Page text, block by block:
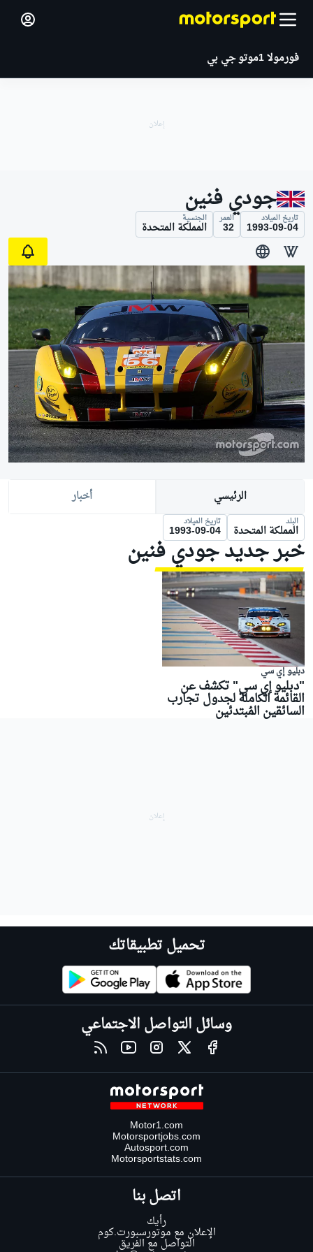
فورمولا 1 موتو جي بي
جودي فنين
تاريخ الميلاد
1993-09-04
العمر
32
الجنسية
المملكة المتحدة
الرئيسي أخبار
البلد
المملكة المتحدة
تاريخ الميلاد
1993-09-04
خبر جديد جودي فنين
دبليو إي سي
"دبليو إي سي" تكشف عن
القائمة الكاملة لجدول تجارب
السائقين المُبتدئين
تحميل تطبيقاتك
وسائل التواصل الاجتماعي
Motor1.com
Motorsportjobs.com
Autosport.com
Motorsportstats.com
اتصل بنا
رأيك
الإعلان مع موتورسبورت.كوم
التواصل مع الفريق